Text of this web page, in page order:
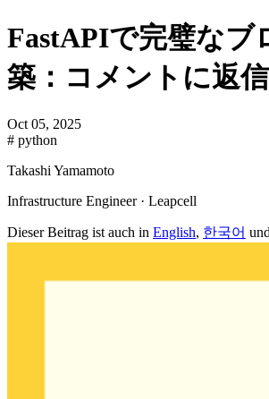
FastAPIで完璧なブ
築：コメントに返
Oct 05, 2025
# python
Takashi Yamamoto
Infrastructure Engineer · Leapcell
Dieser Beitrag ist auch in English, 한국어 und